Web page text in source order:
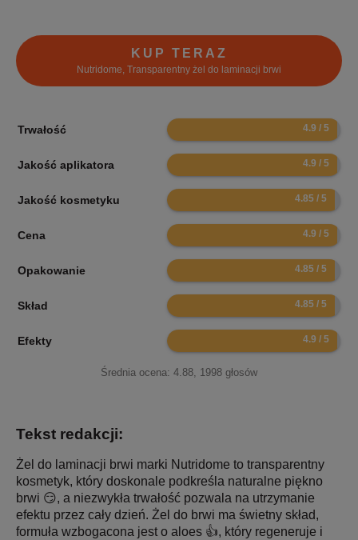
KUP TERAZ
Nutridome, Transparentny żel do laminacji brwi
Trwałość 9.8
Jakość aplikatora 9.8
Jakość kosmetyku 9.7
Cena 9.8
Opakowanie 9.7
Skład 9.7
Efekty 9.8
Średnia ocena: 4.88, 1998 głosów
Tekst redakcji:
Żel do laminacji brwi marki Nutridome to transparentny
kosmetyk, który doskonale podkreśla naturalne piękno
brwi 😏, a niezwykła trwałość pozwala na utrzymanie
efektu przez cały dzień. Żel do brwi ma świetny skład,
formuła wzbogacona jest o aloes 👍, który regeneruje i